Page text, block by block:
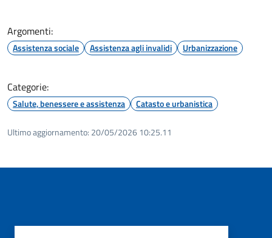
Argomenti:
Assistenza sociale Assistenza agli invalidi Urbanizzazione
Categorie:
Salute, benessere e assistenza Catasto e urbanistica
Ultimo aggiornamento: 20/05/2026 10:25.11